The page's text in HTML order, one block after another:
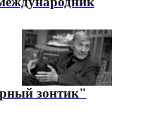
зонтик"